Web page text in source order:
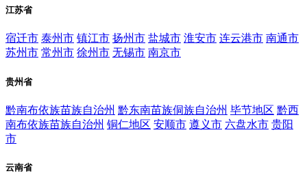
江苏省
宿迁市 泰州市 镇江市 扬州市 盐城市 淮安市 连云港市 南通市
苏州市 常州市 徐州市 无锡市 南京市
贵州省
黔南布依族苗族自治州 黔东南苗族侗族自治州 毕节地区 黔西
南布依族苗族自治州 铜仁地区 安顺市 遵义市 六盘水市 贵阳
市
云南省